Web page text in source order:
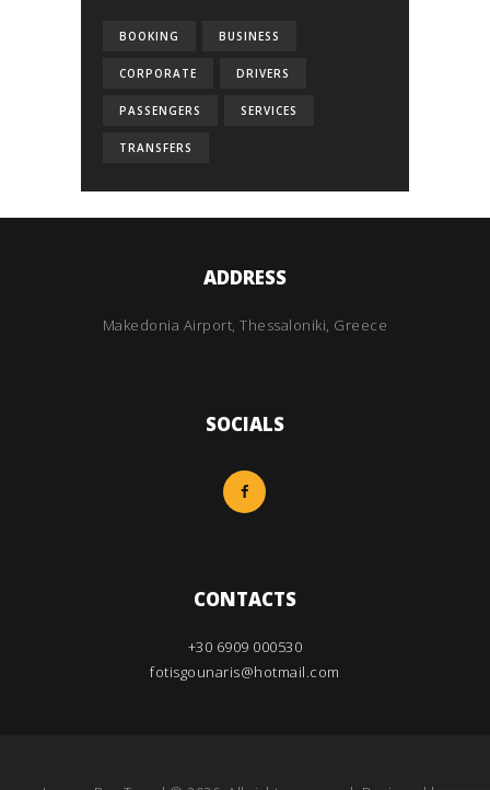
BOOKING BUSINESS
CORPORATE DRIVERS
PASSENGERS SERVICES
TRANSFERS
ADDRESS
Makedonia Airport, Thessaloniki, Greece
SOCIALS
CONTACTS
+30 6909 000530
fotisgounaris@hotmail.com